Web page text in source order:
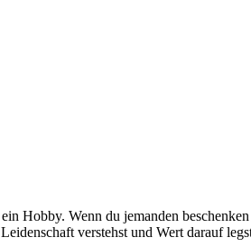
Hobby. Wenn du jemanden beschenken
verstehst und Wert darauf